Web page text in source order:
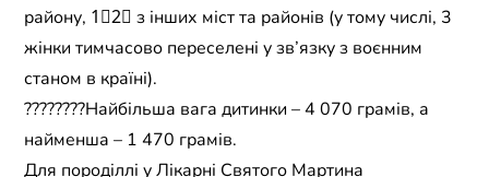
району, 1⃣2⃣ з інших міст та районів (у тому числі, 3
жінки тимчасово переселені у зв’язку з воєнним
станом в країні).
????????Найбільша вага дитинки – 4 070 грамів, а
найменша – 1 470 грамів.
Для породіллі у Лікарні Святого Мартина